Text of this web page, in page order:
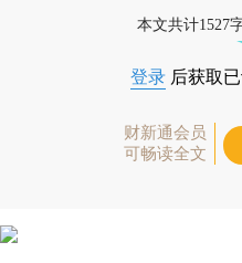
本文共计1527
登录 后获取
财新通会员
可畅读全文